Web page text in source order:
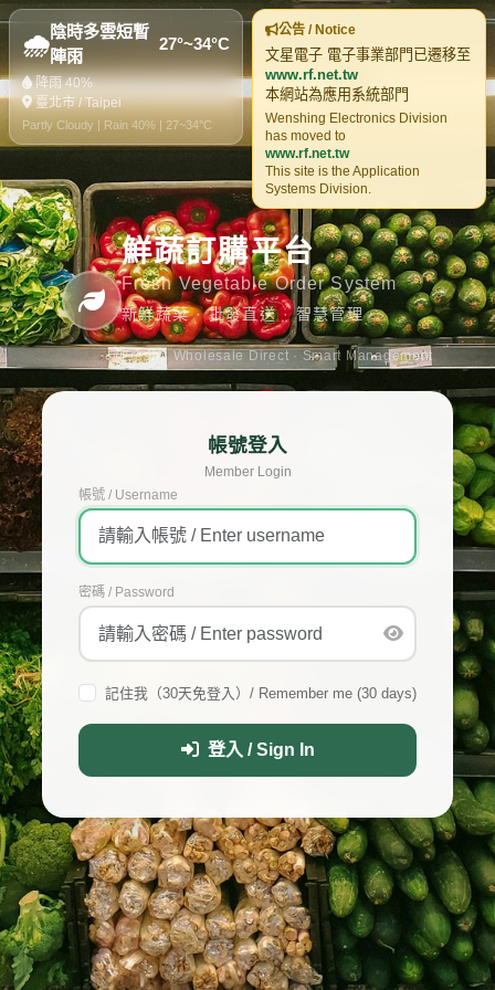
🌧️陰時多雲短暫
陣雨
27°~34°C
降雨 40%
臺北市 / Taipei
Partly Cloudy | Rain 40% | 27~34°C
公告 / Notice
文星電子 電子事業部門已遷移至
www.rf.net.tw
本網站為應用系統部門
Wenshing Electronics Division
has moved to
www.rf.net.tw
This site is the Application
Systems Division.
鮮蔬訂購平台
Fresh Vegetable Order System
新鮮蔬菜 · 批發直送 · 智慧管理
Fresh · Wholesale Direct · Smart Management
帳號登入
Member Login
帳號 / Username
密碼 / Password
記住我（30天免登入）/ Remember me (30 days)
登入 / Sign In